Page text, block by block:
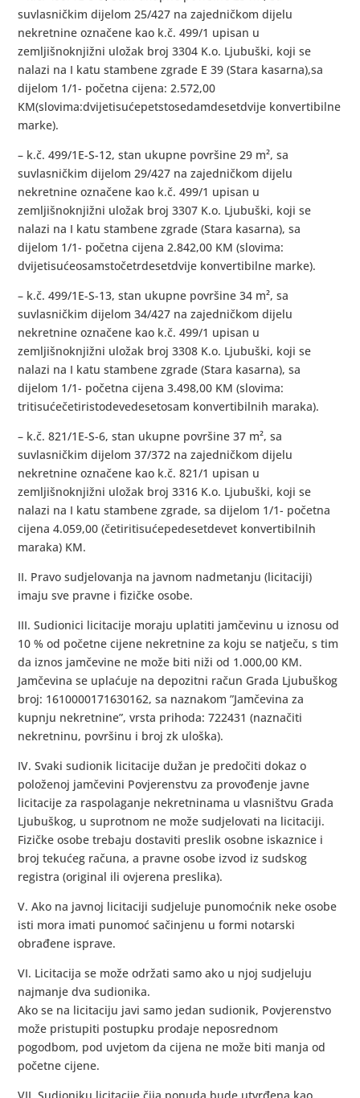
suvlasničkim dijelom 25/427 na zajedničkom dijelu
nekretnine označene kao k.č. 499/1 upisan u
zemljišnoknjižni uložak broj 3304 K.o. Ljubuški, koji se
nalazi na I katu stambene zgrade E 39 (Stara kasarna),sa
dijelom 1/1- početna cijena: 2.572,00
KM(slovima:dvijetisućepetstosedamdesetdvije konvertibilne
marke).
– k.č. 499/1E-S-12, stan ukupne površine 29 m², sa
suvlasničkim dijelom 29/427 na zajedničkom dijelu
nekretnine označene kao k.č. 499/1 upisan u
zemljišnoknjižni uložak broj 3307 K.o. Ljubuški, koji se
nalazi na I katu stambene zgrade (Stara kasarna), sa
dijelom 1/1- početna cijena 2.842,00 KM (slovima:
dvijetisućeosamstočetrdesetdvije konvertibilne marke).
– k.č. 499/1E-S-13, stan ukupne površine 34 m², sa
suvlasničkim dijelom 34/427 na zajedničkom dijelu
nekretnine označene kao k.č. 499/1 upisan u
zemljišnoknjižni uložak broj 3308 K.o. Ljubuški, koji se
nalazi na I katu stambene zgrade (Stara kasarna), sa
dijelom 1/1- početna cijena 3.498,00 KM (slovima:
tritisućečetiristodevedesetosam konvertibilnih maraka).
– k.č. 821/1E-S-6, stan ukupne površine 37 m², sa
suvlasničkim dijelom 37/372 na zajedničkom dijelu
nekretnine označene kao k.č. 821/1 upisan u
zemljišnoknjižni uložak broj 3316 K.o. Ljubuški, koji se
nalazi na I katu stambene zgrade, sa dijelom 1/1- početna
cijena 4.059,00 (četiritisućepedesetdevet konvertibilnih
maraka) KM.
II. Pravo sudjelovanja na javnom nadmetanju (licitaciji)
imaju sve pravne i fizičke osobe.
III. Sudionici licitacije moraju uplatiti jamčevinu u iznosu od
10 % od početne cijene nekretnine za koju se natječu, s tim
da iznos jamčevine ne može biti niži od 1.000,00 KM.
Jamčevina se uplaćuje na depozitni račun Grada Ljubuškog
broj: 1610000171630162, sa naznakom ”Jamčevina za
kupnju nekretnine”, vrsta prihoda: 722431 (naznačiti
nekretninu, površinu i broj zk uloška).
IV. Svaki sudionik licitacije dužan je predočiti dokaz o
položenoj jamčevini Povjerenstvu za provođenje javne
licitacije za raspolaganje nekretninama u vlasništvu Grada
Ljubuškog, u suprotnom ne može sudjelovati na licitaciji.
Fizičke osobe trebaju dostaviti preslik osobne iskaznice i
broj tekućeg računa, a pravne osobe izvod iz sudskog
registra (original ili ovjerena preslika).
V. Ako na javnoj licitaciji sudjeluje punomoćnik neke osobe
isti mora imati punomoć sačinjenu u formi notarski
obrađene isprave.
VI. Licitacija se može održati samo ako u njoj sudjeluju
najmanje dva sudionika.
Ako se na licitaciju javi samo jedan sudionik, Povjerenstvo
može pristupiti postupku prodaje neposrednom
pogodbom, pod uvjetom da cijena ne može biti manja od
početne cijene.